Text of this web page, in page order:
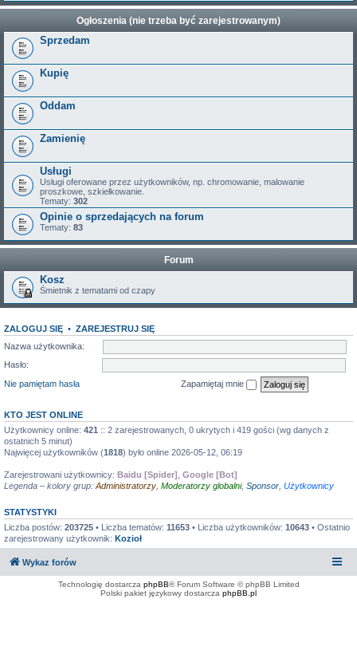
Ogłoszenia (nie trzeba być zarejestrowanym)
Sprzedam
Kupię
Oddam
Zamienię
Usługi
Usługi oferowane przez użytkowników, np. chromowanie, malowanie
proszkowe, szkiełkowanie.
Tematy: 302
Opinie o sprzedających na forum
Tematy: 83
Forum
Kosz
Śmietnik z tematami od czapy
ZALOGUJ SIĘ • ZAREJESTRUJ SIĘ
Nazwa użytkownika:
Hasło:
Nie pamiętam hasła
Zapamiętaj mnie
KTO JEST ONLINE
Użytkownicy online: 421 :: 2 zarejestrowanych, 0 ukrytych i 419 gości (wg danych z
ostatnich 5 minut)
Najwięcej użytkowników (1818) było online 2026-05-12, 06:19
Zarejestrowani użytkownicy: Baidu [Spider] Google [Bot]
Legenda – kolory grup: Administratorzy Moderatorzy globalni, Sponsor Użytkownicy
STATYSTYKI
Liczba postów: 203725 • Liczba tematów: 11653 • Liczba użytkowników: 10643 • Ostatnio
zarejestrowany użytkownik: Kozioł
Wykaz forów
Technologię dostarcza phpBB® Forum Software © phpBB Limited
Polski pakiet językowy dostarcza phpBB.pl